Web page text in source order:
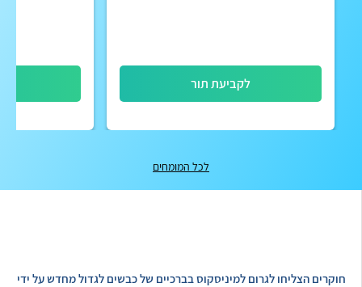
לקביעת תור
לכל המומחים
חוקרים הצליחו לגרום למיניסקוס בברכיים של כבשים לגדול מחדש על ידי